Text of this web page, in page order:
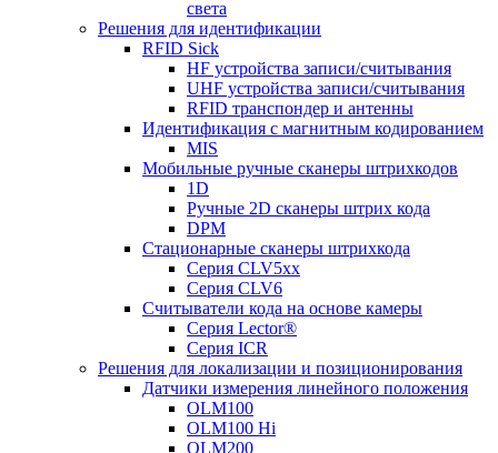
света
Решения для идентификации
RFID Sick
HF устройства записи/считывания
UHF устройства записи/считывания
RFID транспондер и антенны
Идентификация с магнитным кодированием
MIS
Мобильные ручные сканеры штрихкодов
1D
Ручные 2D сканеры штрих кода
DPM
Стационарные сканеры штрихкода
Серия CLV5xx
Серия CLV6
Считыватели кода на основе камеры
Серия Lector®
Серия ICR
Решения для локализации и позиционирования
Датчики измерения линейного положения
OLM100
OLM100 Hi
OLM200